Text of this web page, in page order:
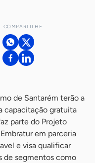
COMPARTILHE
de Santarém terão a
capacitação gratuita
parte do Projeto
em parceria
e visa qualificar
de segmentos como